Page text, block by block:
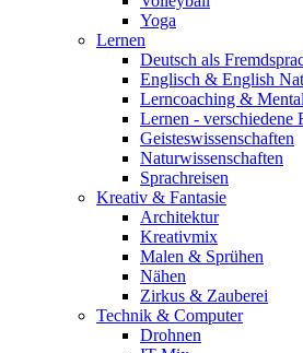
Yoga
Lernen
Deutsch als
Englisch & English
Lerncoaching &
Lernen - verschiedene
Geisteswissenschaften
Naturwissenschaften
Sprachreisen
Kreativ & Fantasie
Architektur
Kreativmix
Malen & Sprühen
Nähen
Zirkus & Zauberei
Technik & Computer
Drohnen